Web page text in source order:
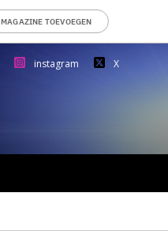
MAGAZINE TOEVOEGEN
instagram X